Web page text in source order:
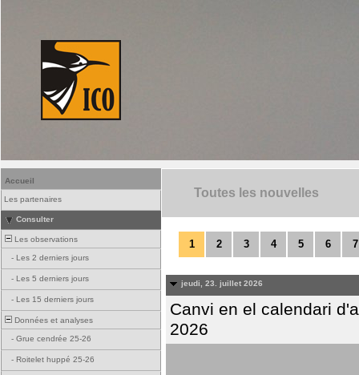
Accueil
Les partenaires
Consulter
Les observations
- Les 2 derniers jours
- Les 5 derniers jours
- Les 15 derniers jours
Données et analyses
- Grue cendrée 25-26
- Roitelet huppé 25-26
Toutes les nouvelles
1 2 3 4 5 6 7
jeudi, 23. juillet 2026
Canvi en el calendari
2026